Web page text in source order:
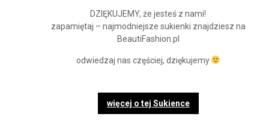
DZIĘKUJEMY, że jesteś z nami!
zapamiętaj – najmodniejsze sukienki znajdziesz na
BeautiFashion.pl
odwiedzaj nas częściej, dziękujemy
więcej o tej Sukience